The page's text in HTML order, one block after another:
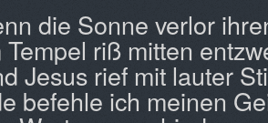
die Sonne verlor
riß mitten
Jesus rief mit lauter
befehle ich meinen